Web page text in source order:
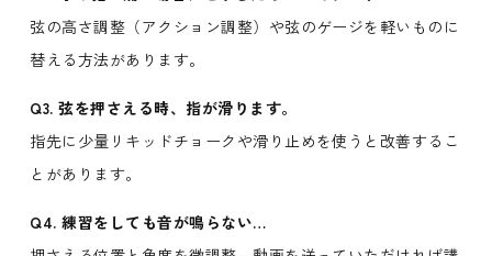
弦の高さ調整（アクション調整）や弦のゲージを軽いものに
替える方法があります。
Q3. 弦を押さえる時、指が滑ります。
指先に少量リキッドチョークや滑り止めを使うと改善するこ
とがあります。
Q4. 練習をしても音が鳴らない…